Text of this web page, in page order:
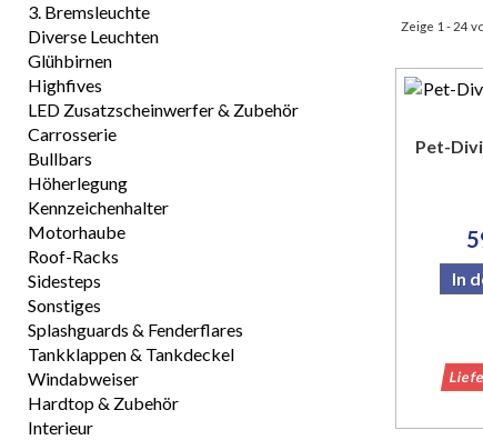
3. Bremsleuchte
Diverse Leuchten
Glühbirnen
Highfives
LED Zusatzscheinwerfer & Zubehör
Carrosserie
Bullbars
Höherlegung
Kennzeichenhalter
Motorhaube
Roof-Racks
Sidesteps
Sonstiges
Splashguards & Fenderflares
Tankklappen & Tankdeckel
Windabweiser
Hardtop & Zubehör
Interieur
Zeige 1 - 24
Pet-
In